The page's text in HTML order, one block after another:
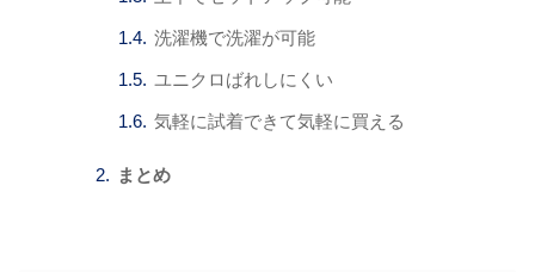
洗濯機で洗濯が可能
ユニクロばれしにくい
気軽に試着できて気軽に買える
まとめ